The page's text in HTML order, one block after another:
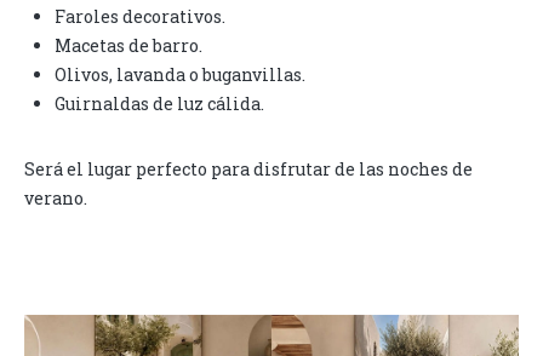
Faroles decorativos.
Macetas de barro.
Olivos, lavanda o buganvillas.
Guirnaldas de luz cálida.
Será el lugar perfecto para disfrutar de las noches de
verano.